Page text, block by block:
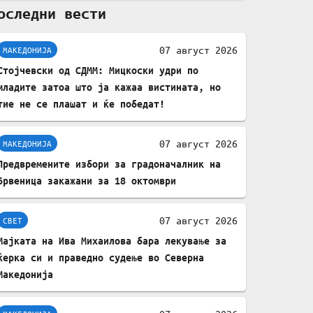
комплет за заштита на
вести
МАКЕДОНИЈА 07 август 2026
од СДММ: Мицкоски удри по
затоа што ја кажаа вистината, но
не се плашат и ќе победат!
МАКЕДОНИЈА 07 август 2026
избори за градоначалник на
закажани за 18 октомври
СВЕТ 07 август 2026
на Ива Михаилова бара лекување за
си и праведно судење во Северна